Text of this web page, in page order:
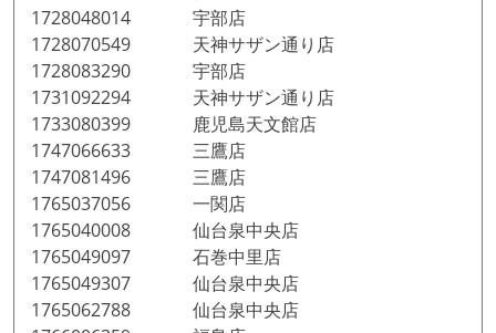
1728048014 宇部店
1728070549 天神サザン通り店
1728083290 宇部店
1731092294 天神サザン通り店
1733080399 鹿児島天文館店
1747066633 三鷹店
1747081496 三鷹店
1765037056 一関店
1765040008 仙台泉中央店
1765049097 石巻中里店
1765049307 仙台泉中央店
1765062788 仙台泉中央店